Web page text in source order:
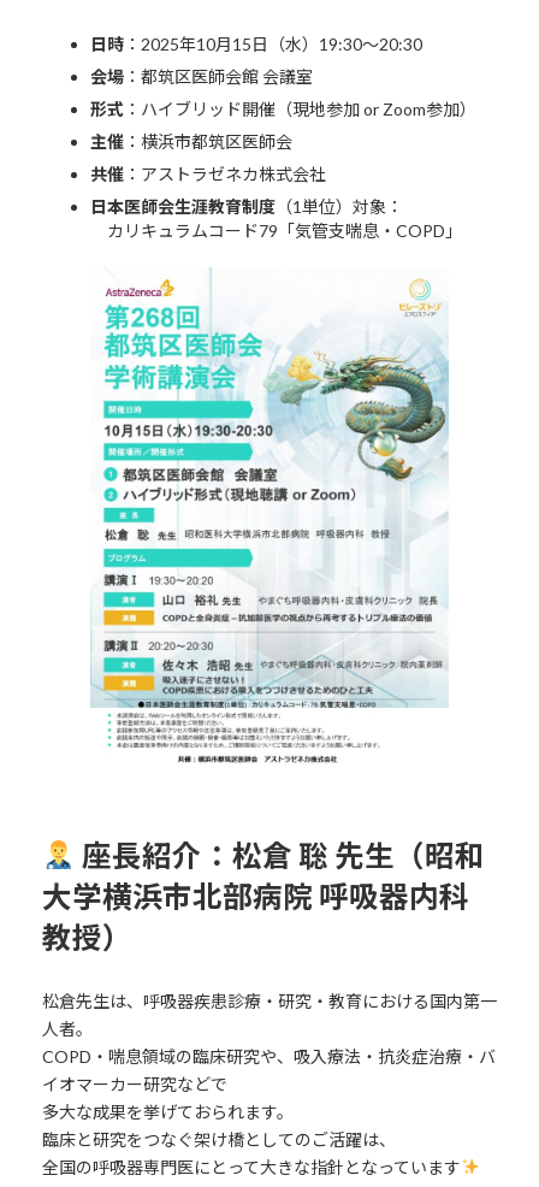
日時：2025年10月15日（水）19:30～20:30
会場：都筑区医師会館 会議室
形式：ハイブリッド開催（現地参加 or Zoom参加）
主催：横浜市都筑区医師会
共催：アストラゼネカ株式会社
日本医師会生涯教育制度（1単位）対象：
カリキュラムコード79「気管支喘息・COPD」
座長紹介：松倉 聡 先生（昭和
大学横浜市北部病院 呼吸器内科
教授）
松倉先生は、呼吸器疾患診療・研究・教育における国内第一
人者。
COPD・喘息領域の臨床研究や、吸入療法・抗炎症治療・バ
イオマーカー研究などで
多大な成果を挙げておられます。
臨床と研究をつなぐ架け橋としてのご活躍は、
全国の呼吸器専門医にとって大きな指針となっています